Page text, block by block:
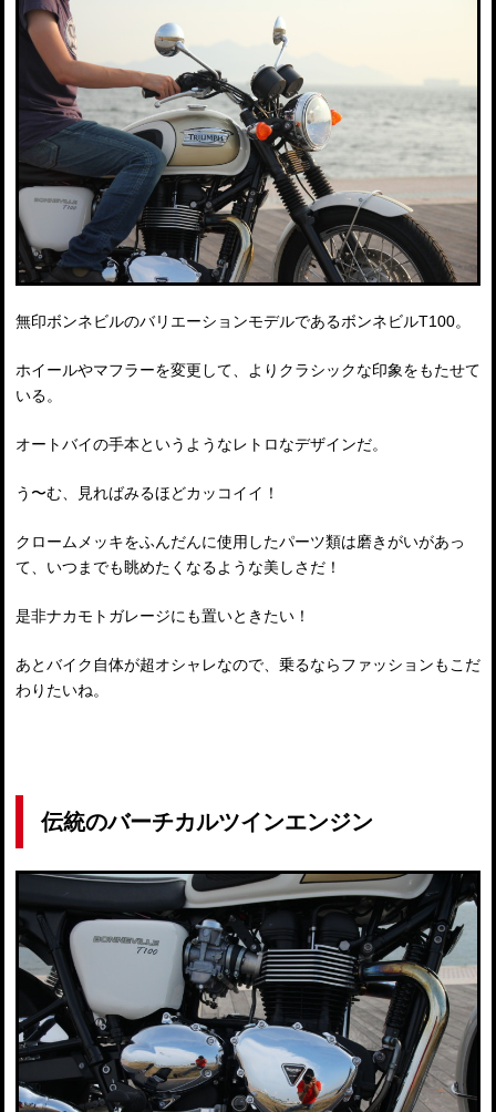
無印ボンネビルのバリエーションモデルであるボンネビルT100。
ホイールやマフラーを変更して、よりクラシックな印象をもたせて
いる。
オートバイの手本というようなレトロなデザインだ。
う〜む、見ればみるほどカッコイイ！
クロームメッキをふんだんに使用したパーツ類は磨きがいがあっ
て、いつまでも眺めたくなるような美しさだ！
是非ナカモトガレージにも置いときたい！
あとバイク自体が超オシャレなので、乗るならファッションもこだ
わりたいね。
伝統のバーチカルツインエンジン